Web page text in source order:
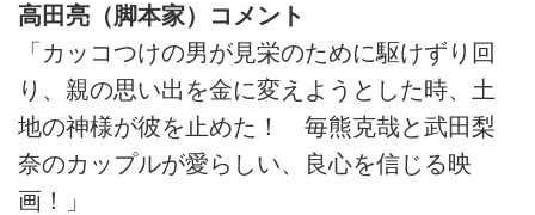
高田亮（脚本家）コメント
「カッコつけの男が見栄のために駆けずり回
り、親の思い出を金に変えようとした時、土
地の神様が彼を止めた！ 毎熊克哉と武田梨
奈のカップルが愛らしい、良心を信じる映
画！」